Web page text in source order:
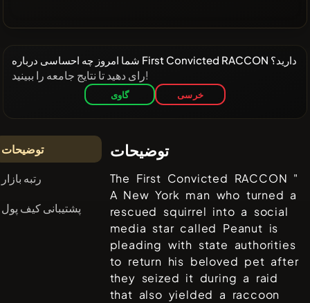
شما امروز چه احساسی درباره First Convicted RACCON دارید؟
رای دهید تا نتایج جامعه را ببینید!
گاوی خرسی
توضیحات
رتبه بازار
پشتیبانی کیف پول
توضیحات
The First Convicted RACCON "
A New York man who turned a
rescued squirrel into a social
media star called Peanut is
pleading with state authorities
to return his beloved pet after
they seized it during a raid
that also yielded a raccoon